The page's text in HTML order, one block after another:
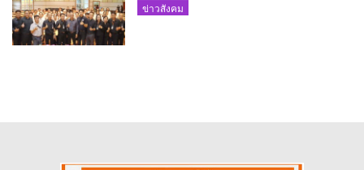
ข่าวสังคม